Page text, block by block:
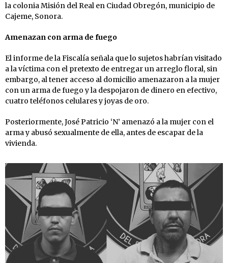
la colonia Misión del Real en Ciudad Obregón, municipio de
Cajeme, Sonora.
Amenazan con arma de fuego
El informe de la Fiscalía señala que lo sujetos habrían visitado
a la víctima con el pretexto de entregar un arreglo floral, sin
embargo, al tener acceso al domicilio amenazaron a la mujer
con un arma de fuego y la despojaron de dinero en efectivo,
cuatro teléfonos celulares y joyas de oro.
Posteriormente, José Patricio ‘N’ amenazó a la mujer con el
arma y abusó sexualmente de ella, antes de escapar de la
vivienda.